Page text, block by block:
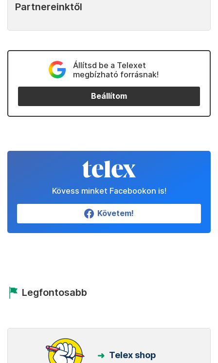
Partnereinktől
Állítsd be a Telexet
megbízható forrásnak!
Beállítom
Kövess minket Facebookon is!
Követem!
Legfontosabb
Telex shop